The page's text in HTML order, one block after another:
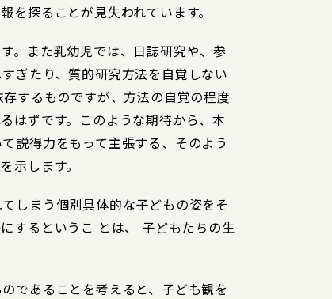
探ることが見失われています。
。また乳幼児では、日誌研究や、参
ぎたり、質的研究方法を自覚しない
するものですが、方法の自覚の程度
はずです。このような期待から、本
説得力をもって主張する、そのよう
示します。
しまう個別具体的な子どもの姿をそ
するというこ とは、 子どもたちの生
であることを考えると、子ども観を